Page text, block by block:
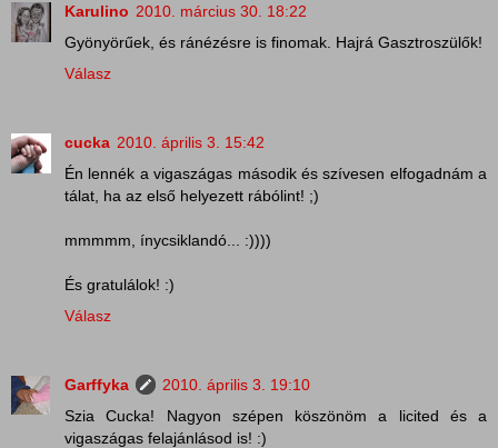
Karulino 2010. március 30. 18:22
Gyönyörűek, és ránézésre is finomak. Hajrá Gasztroszülők!
Válasz
cucka 2010. április 3. 15:42
Én lennék a vigaszágas második és szívesen elfogadnám a
tálat, ha az első helyezett rábólint! ;)
mmmmm, ínycsiklandó... :))))
És gratulálok! :)
Válasz
Garffyka
2010. április 3. 19:10
Szia Cucka! Nagyon szépen köszönöm a licited és a
vigaszágas felajánlásod is! :)